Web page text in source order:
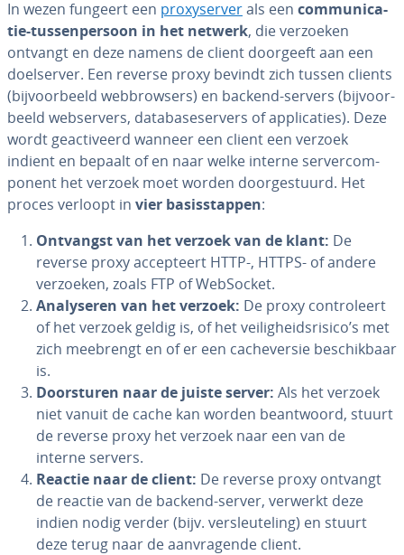
In wezen fungeert een proxy­ser­verals een com­mu­ni­ca­
tie-tus­sen­per­soon in het netwerk, die verzoeken
ontvangt en deze namens de client doorgeeft aan een
doel­ser­ver. Een reverse proxy bevindt zich tussen clients
(bij­voor­beeld web­brow­sers) en backend-servers (bij­voor­
beeld web­ser­vers, da­ta­ba­se­ser­vers of ap­pli­ca­ties). Deze
wordt ge­ac­ti­veerd wanneer een client een verzoek
indient en bepaalt of en naar welke interne ser­ver­com­
po­nent het verzoek moet worden door­ge­stuurd. Het
proces verloopt in vier ba­sis­stap­pen:
Ontvangst van het verzoek van de klant: De
reverse proxy ac­cep­teert HTTP-, HTTPS- of andere
verzoeken, zoals FTP of WebSocket.
Ana­ly­se­ren van het verzoek: De proxy con­tro­leert
of het verzoek geldig is, of het vei­lig­heids­ri­si­co’s met
zich meebrengt en of er een ca­che­ver­sie be­schik­baar
is.
Door­stu­ren naar de juiste server: Als het verzoek
niet vanuit de cache kan worden be­ant­woord, stuurt
de reverse proxy het verzoek naar een van de
interne servers.
Reactie naar de client: De reverse proxy ontvangt
de reactie van de backend-server, verwerkt deze
indien nodig verder (bijv. ver­sleu­te­ling) en stuurt
deze terug naar de aan­vra­gen­de client.